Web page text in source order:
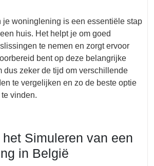
je woninglening is een essentiële stap
huis. Het helpt je om goed
te nemen en zorgt ervoor
bent op deze belangrijke
dus zeker de tijd om verschillende
te vergelijken en zo de beste optie
vinden.
Simuleren van een
in België